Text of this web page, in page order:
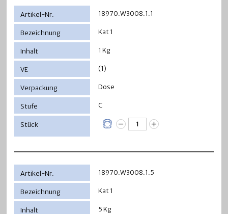
18970.W3008.1.1
Kat 1
1 Kg
(1)
Dose
C
18970.W3008.1.5
Kat 1
5 Kg